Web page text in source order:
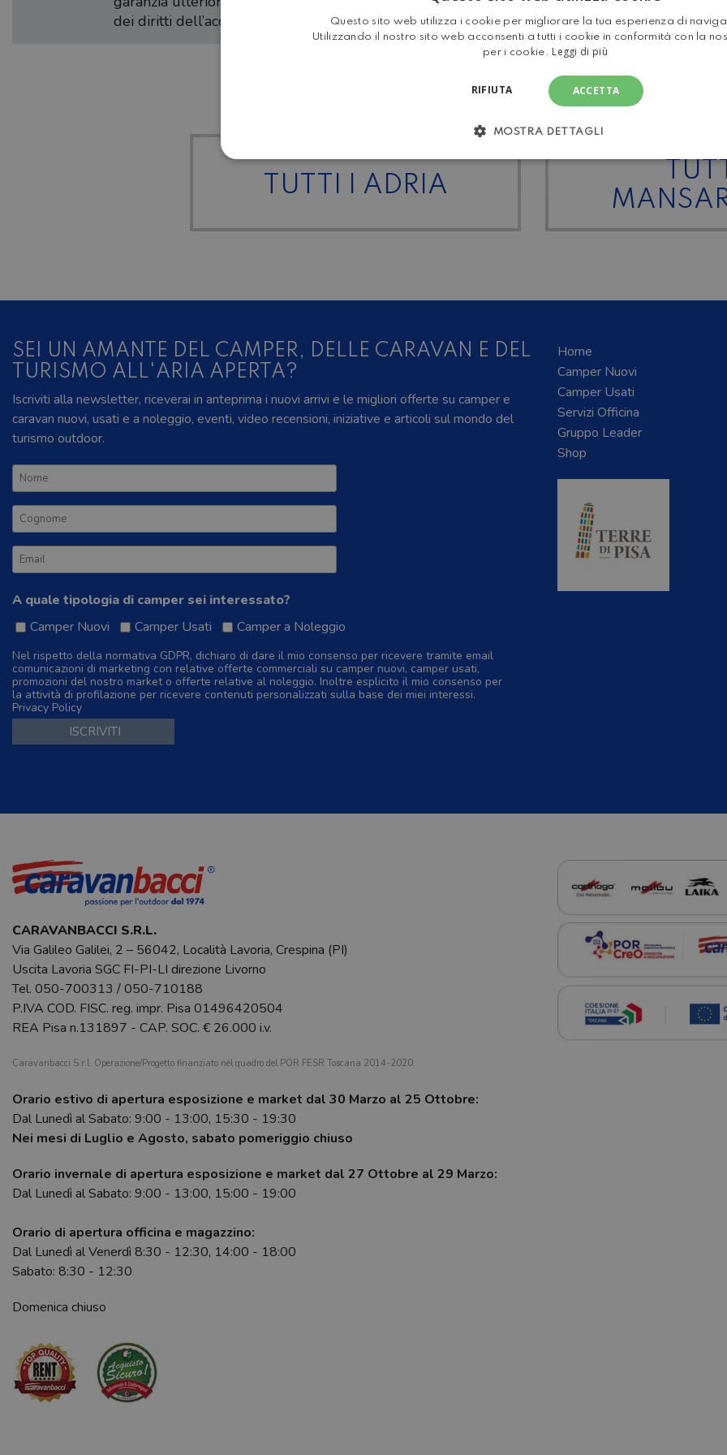
dei diritti dell’acquirente.
TUTTI I ADRIA
SEI UN AMANTE DEL CAMPER, DELLE CARAVAN E DEL
TURISMO ALL'ARIA APERTA?
Iscriviti alla newsletter, riceverai in anteprima i nuovi arrivi e le migliori offerte su camper e
caravan nuovi, usati e a noleggio, eventi, video recensioni, iniziative e articoli sul mondo del
turismo outdoor.
A quale tipologia di camper sei interessato?
Camper Nuovi
Camper Usati Camper a Noleggio
Nel rispetto della normativa GDPR, dichiaro di dare il mio consenso per ricevere tramite email
comunicazioni di marketing con relative offerte commerciali su camper nuovi, camper usati,
promozioni del nostro market o offerte relative al noleggio. Inoltre esplicito il mio consenso per
la attività di profilazione per ricevere contenuti personalizzati sulla base dei miei interessi.
Privacy Policy
Home
Camper Nuovi
Camper Usati
Servizi Officina
Gruppo Leader
Shop
CARAVANBACCI S.R.L.
Via Galileo Galilei, 2 – 56042, Località Lavoria, Crespina (PI)
Uscita Lavoria SGC FI-PI-LI direzione Livorno
Tel. 050-700313 /050-710188
P.IVA COD. FISC. reg. impr. Pisa 01496420504
REA Pisa n.131897 - CAP. SOC. € 26.000 i.v.
Caravanbacci S.r.l. Operazione/Progetto finanziato nel quadro del POR FESR Toscana 2014-2020.
Orario estivo di apertura esposizione e market dal 30 Marzo al 25 Ottobre:
Dal Lunedì al Sabato: 9:00 - 13:00, 15:30 - 19:30
Nei mesi di Luglio e Agosto, sabato pomeriggio chiuso
Orario invernale di apertura esposizione e market dal 27 Ottobre al 29 Marzo:
Dal Lunedì al Sabato: 9:00 - 13:00, 15:00 - 19:00
Orario di apertura officina e magazzino:
Dal Lunedì al Venerdì 8:30 - 12:30, 14:00 - 18:00
Sabato: 8:30 - 12:30
Domenica chiuso
Questo sito web utilizza i cookie per migliorare la tua esperienza di
Utilizzando il nostro sito web acconsenti a tutti i cookie in conformità con la
per i cookie.
Leggi di più
ACCETTA
RIFIUTA
MOSTRA DETTAGLI